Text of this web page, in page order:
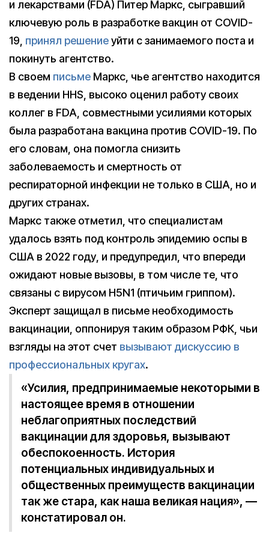
и лекарствами (FDA) Питер Маркс, сыгравший
ключевую роль в разработке вакцин от COVID-
19, принял решениеуйти с занимаемого поста и
покинуть агентство.
В своем письме Маркс, чье агентство находится
в ведении HHS, высоко оценил работу своих
коллег в FDA, совместными усилиями которых
была разработана вакцина против COVID-19. По
его словам, она помогла снизить
заболеваемость и смертность от
респираторной инфекции не только в США, но и
других странах.
Маркс также отметил, что специалистам
удалось взять под контроль эпидемию оспы в
США в 2022 году, и предупредил, что впереди
ожидают новые вызовы, в том числе те, что
связаны с вирусом H5N1 (птичьим гриппом).
Эксперт защищал в письме необходимость
вакцинации, оппонируя таким образом РФК, чьи
взгляды на этот счет вызывают дискуссию в
профессиональных кругах.
«Усилия, предпринимаемые некоторыми в
настоящее время в отношении
неблагоприятных последствий
вакцинации для здоровья, вызывают
обеспокоенность. История
потенциальных индивидуальных и
общественных преимуществ вакцинации
так же стара, как наша великая нация», —
констатировал он.